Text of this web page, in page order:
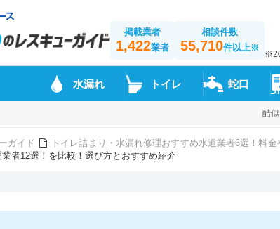
掲載業者
1,422業者
相談件数
55,710件以上※
水漏れ トイレ 蛇口
酷
ガイド トイレ詰まり・水漏れ修理おすすめ水道業者6選！料
者12選！を比較！選び方とおすすめ紹介